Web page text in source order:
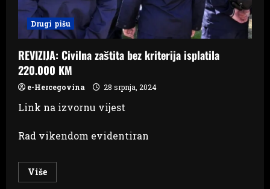
Drugi pišu
REVIZIJA: Civilna zaštita bez kriterija isplatila
220.000 KM
e-Hercegovina 28 srpnja, 2024
Link na izvornu vijest
Rad vikendom evidentiran
VišeRead
more